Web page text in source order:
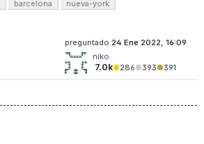
barcelona nueva-york
preguntado 24 Ene 2022, 16:09
niko
7.0k●286●393●391